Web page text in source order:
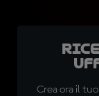
Crea ora il